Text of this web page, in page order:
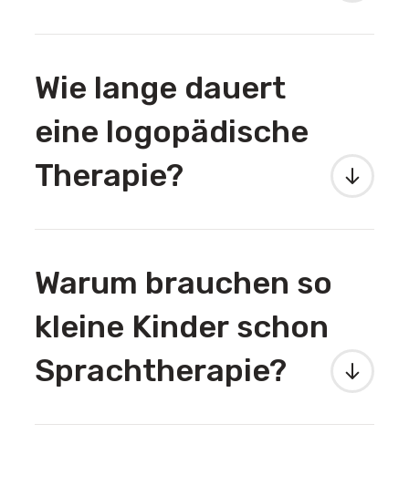
Wie lange dauert
eine logopädische
Therapie?
Warum brauchen so
kleine Kinder schon
Sprachtherapie?